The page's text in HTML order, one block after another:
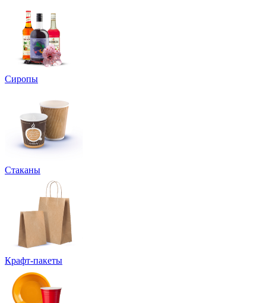
Сиропы
Стаканы
Крафт-пакеты